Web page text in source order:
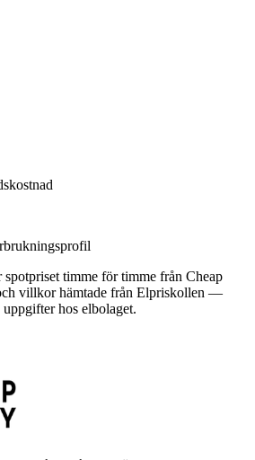
timme för timme från Cheap
villkor hämtade från Elpriskollen —
hos elbolaget.